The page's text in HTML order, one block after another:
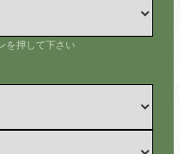
を押して下さい